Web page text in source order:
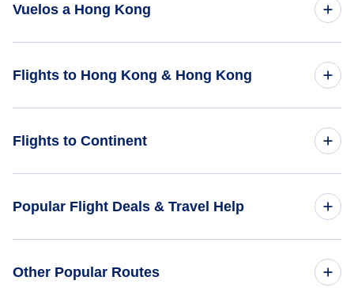
Vuelos a Hong Kong
Vuelos de Juneau a Hong Kong - JNU a HKG
Flights to Hong Kong & Hong Kong
Flights to Continent
Flights to Caribbean
Popular Flight Deals & Travel Help
Other Popular Routes